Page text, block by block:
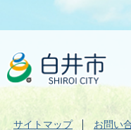
サイトマップ お問い